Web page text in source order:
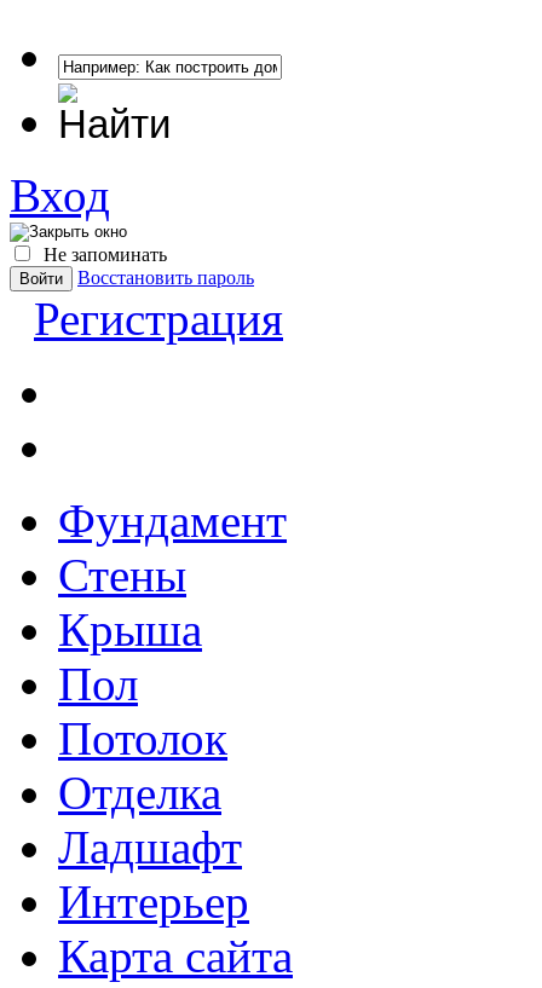
Вход
Не запоминать
Восстановить пароль
Регистрация
Фундамент
Стены
Крыша
Пол
Потолок
Отделка
Ладшафт
Интерьер
Карта сайта